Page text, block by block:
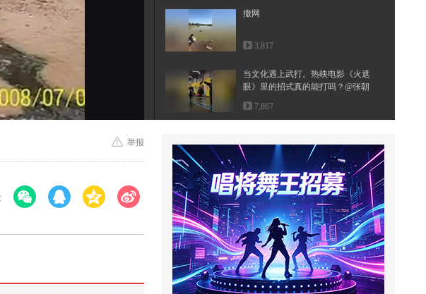
100
撒网
3,817
当文化遇上武打。热映电影《火遮
眼》里的招式真的能打吗？@张朝
阳...
7,867
狐 @80后小芳 @小狐 @张朝阳
941
穿拖鞋闯关，全程脚滑侥幸通关！
@搜狐视频官方小助手 @张朝阳 @
郭...
177
帮助小帅长个子和美女约会#小游
戏
2,097
举报